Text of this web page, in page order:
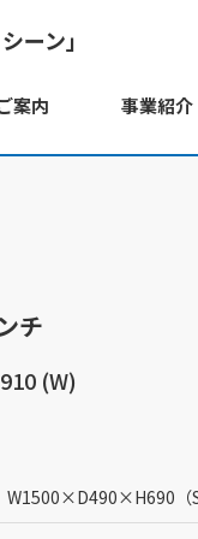
ーン」
案内 事業紹介
チ
(W)
W1500×D490×H690